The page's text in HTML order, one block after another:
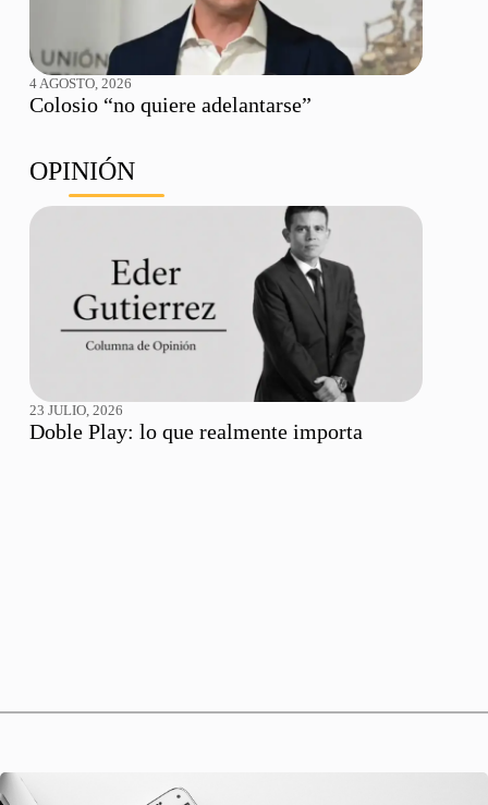
4 AGOSTO, 2026
Colosio “no quiere adelantarse”
OPINIÓN
23 JULIO, 2026
Doble Play: lo que realmente importa